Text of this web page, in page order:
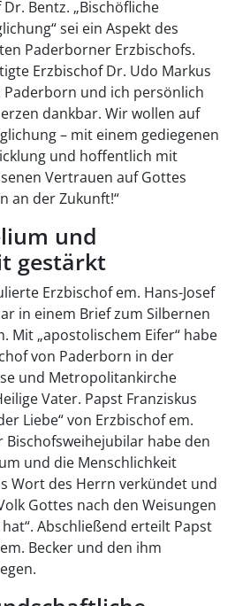
Bentz. „Bischöfliche
sei ein Aspekt des
Paderborner Erzbischofs.
Erzbischof Dr. Udo Markus
Paderborn und ich persönlich
dankbar. Wir wollen auf
– mit einem gediegenen
und hoffentlich mit
Vertrauen auf Gottes
an der Zukunft!“
und
gestärkt
Erzbischof em. Hans-Josef
in einem Brief zum Silbernen
Mit „apostolischem Eifer“ habe
von Paderborn in der
und Metropolitankirche
Vater. Papst Franziskus
Liebe“ von Erzbischof em.
Bischofsweihejubilar habe den
und die Menschlichkeit
Wort des Herrn verkündet und
Gottes nach den Weisungen
Abschließend erteilt Papst
Becker und den ihm